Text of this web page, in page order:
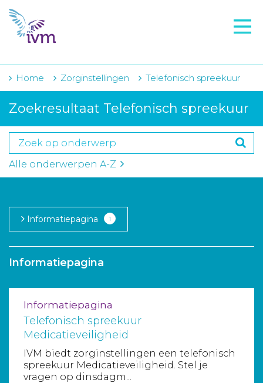
VMI
FTO voorbereiding
IVM-academie
Voorschrijfgedrag
Projecten
Over IVM
Contact
Winkelwagentje
Inloggen
Toegang leeromgeving
Home Zorginstellingen Telefonisch spreekuur
Zoekresultaat Telefonisch spreekuur
Alle onderwerpen A-Z
Informatiepagina 1
Informatiepagina
Informatiepagina
Telefonisch spreekuur
Medicatieveiligheid
IVM biedt zorginstellingen een telefonisch
spreekuur Medicatieveiligheid. Stel je
vragen op dinsdagm...